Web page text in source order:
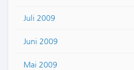
Juli 2009
Juni 2009
Mai 2009